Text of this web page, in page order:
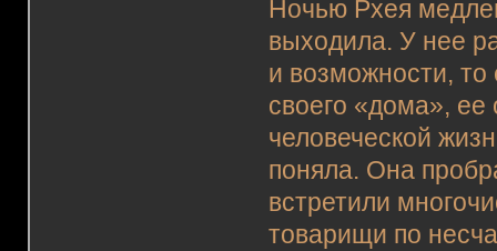
Ночью Рхея
выходила. У нее
и возможности, то
своего «дома»,
человеческой
поняла. Она
встретили
товарищи по